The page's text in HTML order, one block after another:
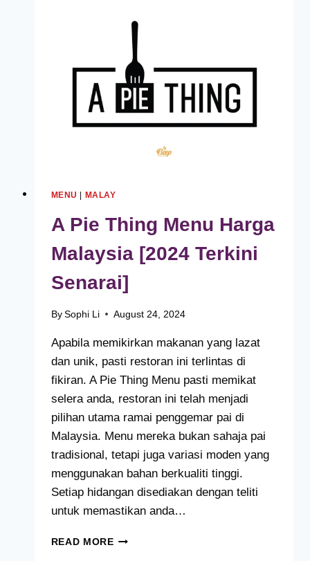
SENARAI]
MENU MALAY
A Pie Thing Menu Harga
Malaysia [2024 Terkini
Senarai]
By Sophi Li August 24, 2024
Apabila memikirkan makanan yang lazat
dan unik, pasti restoran ini terlintas di
fikiran. A Pie Thing Menu pasti memikat
selera anda, restoran ini telah menjadi
pilihan utama ramai penggemar pai di
Malaysia. Menu mereka bukan sahaja pai
tradisional, tetapi juga variasi moden yang
menggunakan bahan berkualiti tinggi.
Setiap hidangan disediakan dengan teliti
untuk memastikan anda…
READ MOREA